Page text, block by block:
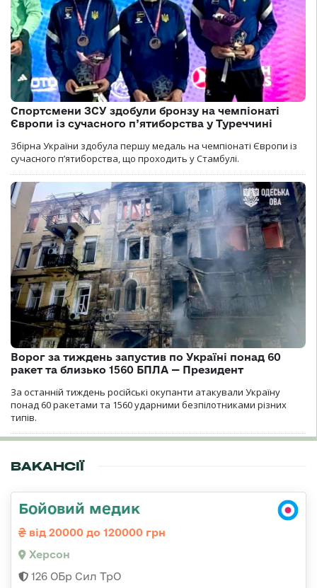
Спортсмени ЗСУ здобули бронзу на чемпіонаті
Європи із сучасного п’ятиборства у Туреччині
Збірна України здобула першу медаль на чемпіонаті Європи із
сучасного п’ятиборства, що проходить у Стамбулі.
Ворог за тиждень запустив по Україні понад 60
ракет та близько 1560 БПЛА — Президент
За останній тиждень російські окупанти атакували Україну
понад 60 ракетами та 1560 ударними безпілотниками різних
типів.
ВАКАНСІЇ
Бойовий медик
від 20000 до 120000 грн
Херсон
126 ОБр Сил ТрО